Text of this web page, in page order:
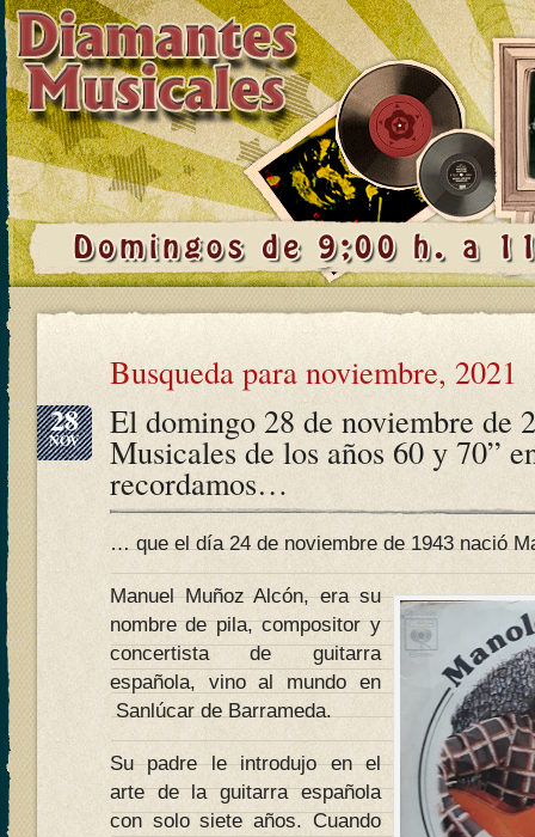
Busqueda para noviembre, 2021
28
NOV El domingo 28 de noviembre de
Musicales de los años 60 y 70”
recordamos…
… que el día 24 de noviembre de 1943 nació
Manuel Muñoz Alcón, era su
nombre de pila, compositor y
concertista de guitarra
española, vino al mundo en
Sanlúcar de Barrameda.
Su padre le introdujo en el
arte de la guitarra española
con solo siete años. Cuando